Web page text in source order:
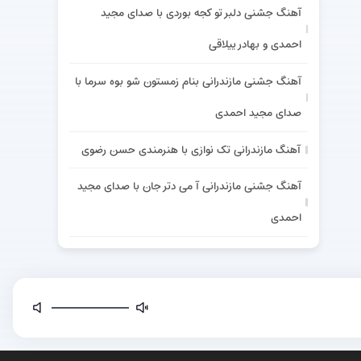
آهنگ جشنی دلبر تو کجه بوردی با صدای مجید
احمدی و بهادر ییلاقی
آهنگ جشنی مازندرانی بنام زمستون شو بوه سرما با
صدای مجید احمدی
آهنگ مازندرانی تک نوازی با هنرمندی حسن رضوی
آهنگ جشنی مازندرانی آ می دتر جان با صدای مجید
احمدی